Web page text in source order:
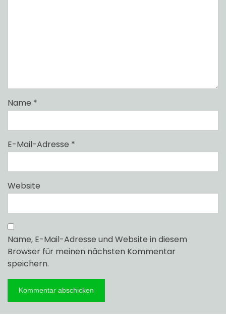
Name *
E-Mail-Adresse *
Website
Name, E-Mail-Adresse und Website in diesem
Browser für meinen nächsten Kommentar
speichern.